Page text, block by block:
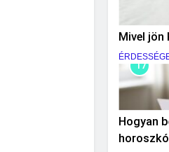
Mivel jön
17
Hogyan